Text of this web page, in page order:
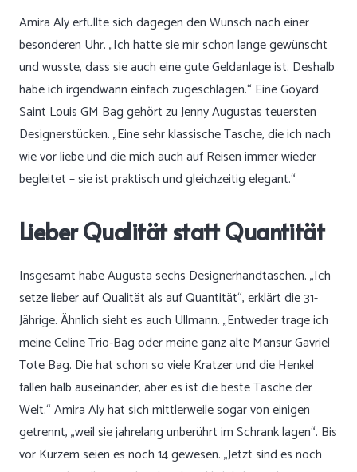
Amira Aly erfüllte sich dagegen den Wunsch nach einer
besonderen Uhr. „Ich hatte sie mir schon lange gewünscht
und wusste, dass sie auch eine gute Geldanlage ist. Deshalb
habe ich irgendwann einfach zugeschlagen.“ Eine Goyard
Saint Louis GM Bag gehört zu Jenny Augustas teuersten
Designerstücken. „Eine sehr klassische Tasche, die ich nach
wie vor liebe und die mich auch auf Reisen immer wieder
begleitet – sie ist praktisch und gleichzeitig elegant.“
Lieber Qualität statt Quantität
Insgesamt habe Augusta sechs Designerhandtaschen. „Ich
setze lieber auf Qualität als auf Quantität“, erklärt die 31-
Jährige. Ähnlich sieht es auch Ullmann. „Entweder trage ich
meine Celine Trio-Bag oder meine ganz alte Mansur Gavriel
Tote Bag. Die hat schon so viele Kratzer und die Henkel
fallen halb auseinander, aber es ist die beste Tasche der
Welt.“ Amira Aly hat sich mittlerweile sogar von einigen
getrennt, „weil sie jahrelang unberührt im Schrank lagen“. Bis
vor Kurzem seien es noch 14 gewesen. „Jetzt sind es noch